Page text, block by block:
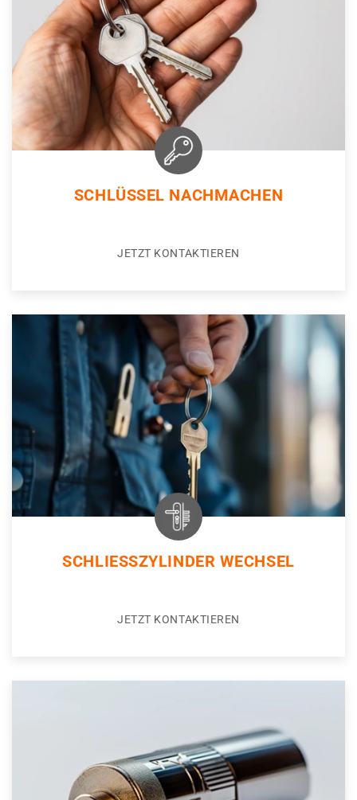
SCHLÜSSEL NACHMACHEN
JETZT KONTAKTIEREN
SCHLIESSZYLINDER WECHSEL
JETZT KONTAKTIEREN